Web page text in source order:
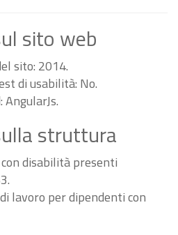
sito web
sito: 2014.
di usabilità: No.
struttura
disabilità presenti
lavoro per dipendenti con